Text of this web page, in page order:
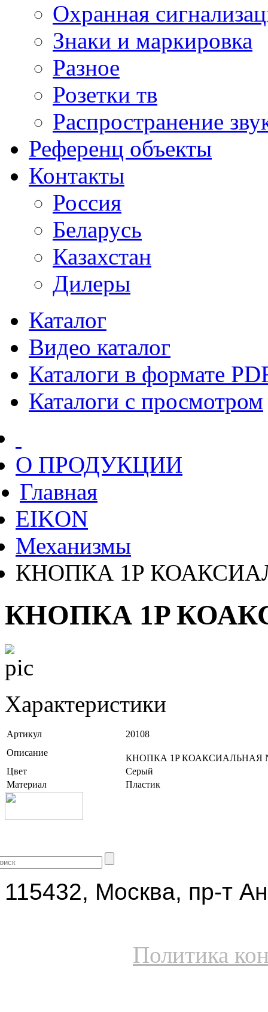
Охранная
Знаки и маркировка
Разное
Розетки тв
Распространение
Референц объекты
Контакты
Россия
Беларусь
Казахстан
Дилеры
Каталог
Видео каталог
Каталоги в формате
Каталоги с просмотром
О ПРОДУКЦИИ
Главная
EIKON
Механизмы
КНОПКА 1P
КНОПКА 1P
Характеристики
Артикул
20108
Описание
КНОПКА 1P КОАКСИАЛЬНАЯ
Цвет
Серый
Материал
Пластик
115432, Москва, пр-т
Политика